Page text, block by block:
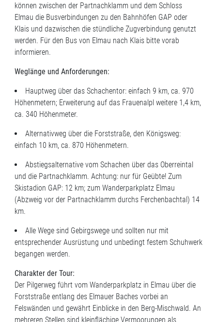
können zwischen der Partnachklamm und dem Schloss
Elmau die Busverbindungen zu den Bahnhöfen GAP oder
Klais und dazwischen die stündliche Zugverbindung genutzt
werden. Für den Bus von Elmau nach Klais bitte vorab
informieren.
Weglänge und Anforderungen:
Hauptweg über das Schachentor: einfach 9 km, ca. 970
Höhenmetern; Erweiterung auf das Frauenalpl weitere 1,4 km,
ca. 340 Höhenmeter.
Alternativweg über die Forststraße, den Königsweg:
einfach 10 km, ca. 870 Höhenmetern.
Abstiegsalternative vom Schachen über das Oberreintal
und die Partnachklamm. Achtung: nur für Geübte! Zum
Skistadion GAP: 12 km; zum Wanderparkplatz Elmau
(Abzweig vor der Partnachklamm durchs Ferchenbachtal) 14
km.
Alle Wege sind Gebirgswege und sollten nur mit
entsprechender Ausrüstung und unbedingt festem Schuhwerk
begangen werden.
Charakter der Tour:
Der Pilgerweg führt vom Wanderparkplatz in Elmau über die
Forststraße entlang des Elmauer Baches vorbei an
Felswänden und gewährt Einblicke in den Berg-Mischwald. An
mehreren Stellen sind kleinflächige Vermoorungen als